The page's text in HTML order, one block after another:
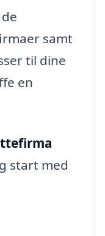
samt
til dine
en
start med